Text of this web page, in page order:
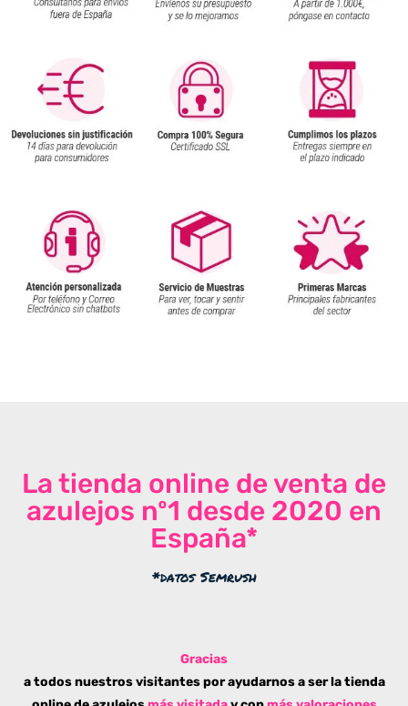
La tienda online de venta de
azulejos nº1 desde 2020 en
España*
*datos Semrush
Gracias
a todos nuestros visitantes por ayudarnos a ser la tienda